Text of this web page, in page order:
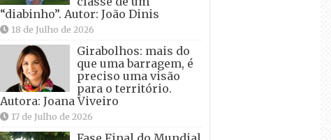
“diabinho”. Autor: João Dinis
18 de Julho de 2026
Girabolhos: mais do
que uma barragem, é
preciso uma visão
para o território.
Autora: Joana Viveiro
17 de Julho de 2026